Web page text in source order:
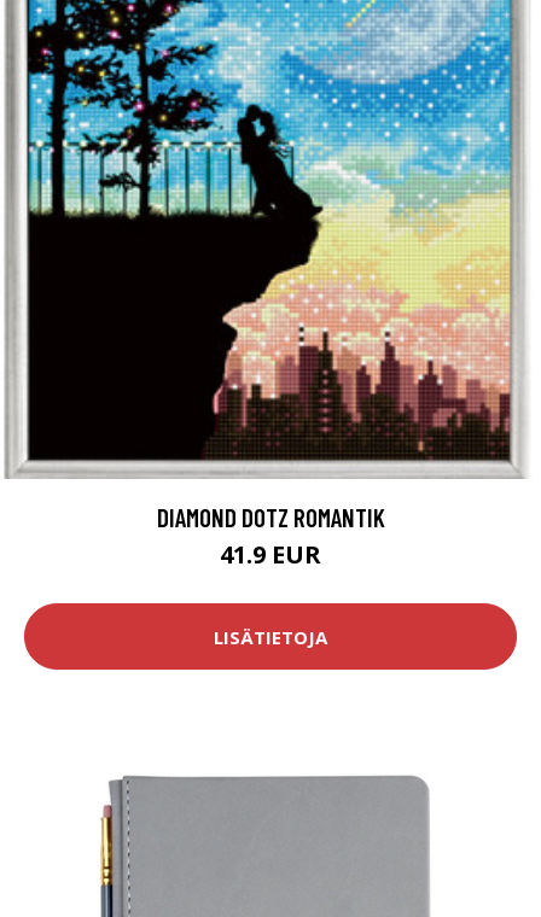
DIAMOND DOTZ ROMANTIK
41.9 EUR
LISÄTIETOJA